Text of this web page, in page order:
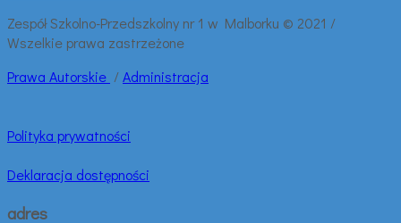
Zespół Szkolno-Przedszkolny nr 1 w Malborku © 2021 /
Wszelkie prawa zastrzeżone
Prawa Autorskie /Administracja
Polityka prywatności
Deklaracja dostępności
adres